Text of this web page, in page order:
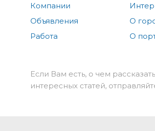
Компании
Объявления
Работа
О
О
Если Вам есть, о чем
интересных статей,